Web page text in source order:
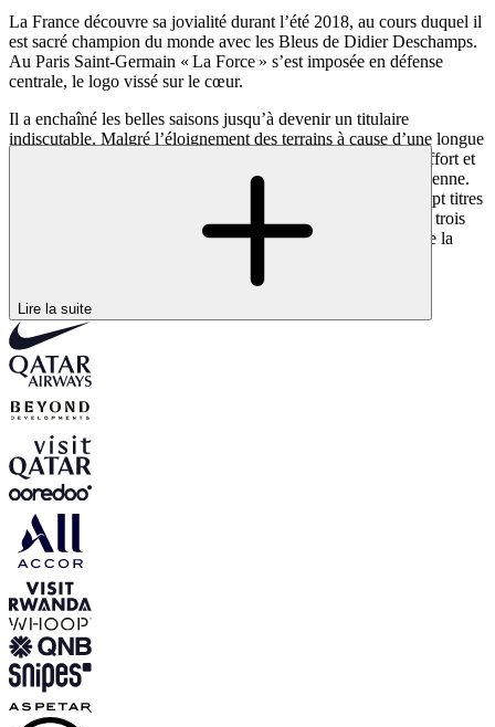
La France découvre sa jovialité durant l’été 2018, au cours duquel il
est sacré champion du monde avec les Bleus de Didier Deschamps.
Au Paris Saint-Germain « La Force » s’est imposée en défense
centrale, le logo vissé sur le cœur.
Il a enchaîné les belles saisons jusqu’à devenir un titulaire
indiscutable. Malgré l’éloignement des terrains à cause d’une longue
blessure, le numéro 3 Parisien n’a jamais rechigné devant l’effort et
il a toujours transporté le groupe avec sa joie de vivre quotidienne.
L’international français a déjà un palmarès bien garni avec sept titres
de Ligue 1, une Coupe de France, trois Coupe de la Ligue et trois
Trophée des champions. Il est également devenu le parrain de la
Lire la suite